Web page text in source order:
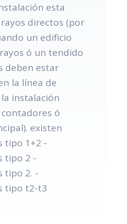
esta
directos (por
un edificio
ó un tendido
deben estar
la línea de
instalación
ó
existen
tipo 1+2 -
tipo 2 -
tipo 2. -
tipo t2-t3